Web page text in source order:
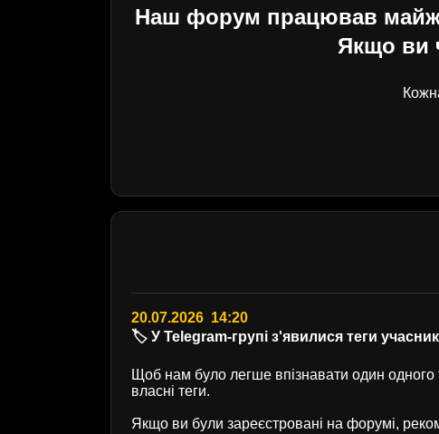
Наш форум працював майже
Якщо ви
20.07.2026 14:20
🏷️ У Telegram-групі з'явилися теги
Щоб нам було легше впізнавати один одного
власні теги.
Якщо ви були зареєстровані на форумі,